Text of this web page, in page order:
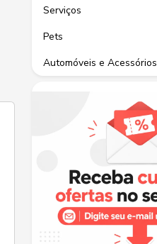
Serviços
Pets
Automóveis e Acessórios